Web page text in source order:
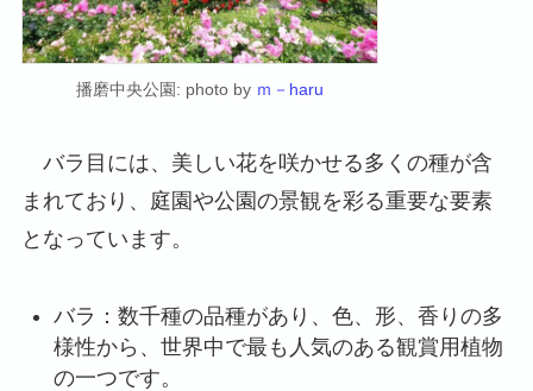
播磨中央公園: photo by ｍ－haru
バラ目には、美しい花を咲かせる多くの種が含
まれており、庭園や公園の景観を彩る重要な要素
となっています。
バラ：数千種の品種があり、色、形、香りの多
様性から、世界中で最も人気のある観賞用植物
の一つです。